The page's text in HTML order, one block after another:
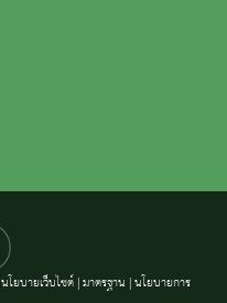
นโยบายเว็บไซต์|มาตรฐาน |นโยบายการ